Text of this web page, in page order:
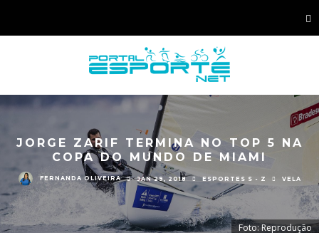
JORGE ZARIF TERMINA NO TOP 5 NA
COPA DO MUNDO DE MIAMI
FERNANDA OLIVEIRA JAN 29, 2018 ESPORTES S - Z VELA
Foto: Reprodução